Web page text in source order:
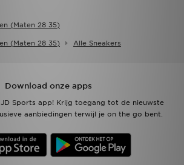
(maten 28 35)
(maten 28 35) Alle Sneakers
Download onze apps
Sports app! Krijg toegang tot de nieuwste
aanbiedingen terwijl je on the go bent.